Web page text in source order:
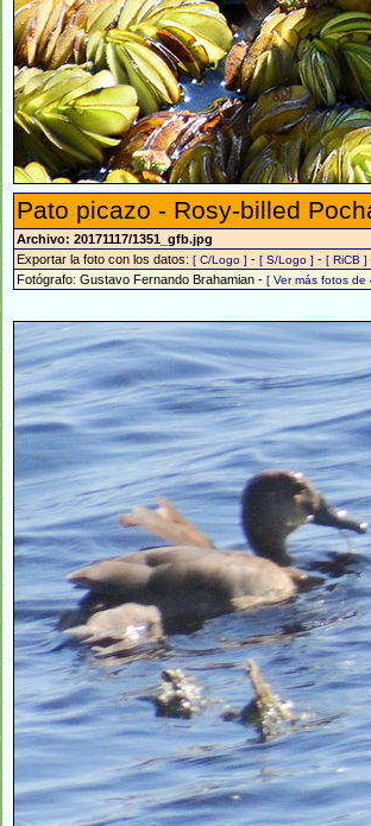
Pato picazo - Rosy-billed
Archivo: 20171117/1351_gfb.jpg
Exportar la foto con los datos: [ C/Logo ] - [ S/Logo ] - [ RiCB ]
Fotógrafo: Gustavo Fernando Brahamian - [ Ver más fotos de